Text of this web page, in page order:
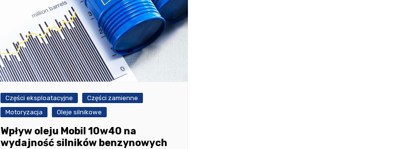
Części eksploatacyjne
Części zamienne
Motoryzacja
Oleje silnikowe
Wpływ oleju Mobil 10w40 na
wydajność silników benzynowych